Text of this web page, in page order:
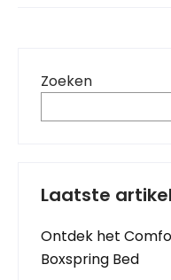
Zoeken
Laatste
Ontdek het
Boxspring Bed